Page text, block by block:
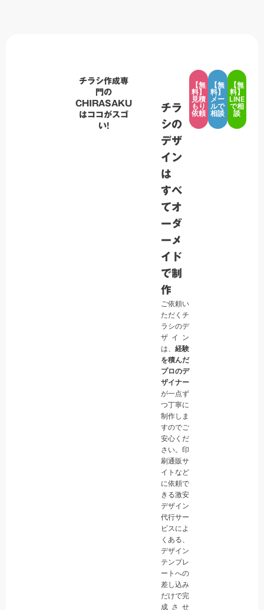
チラシ作成専
門の
CHIRASAKU
はココがスゴ
い!
チラ
シの
デザ
イン
は
すべ
てオ
ーダ
ーメ
イド
で制
作
ご依頼い
ただくチ
ラシのデ
ザイン
は、 経験
を積んだ
プロのデ
ザイナー
が一点ず
つ丁寧に
制作しま
すのでご
安心くだ
さい。印
刷通販サ
イトなど
に依頼で
きる激安
デザイン
代行サー
ビスによ
くある、
デザイン
テンプレ
ートへの
差し込み
だけで完
成させ
【無
料】
見積
もり
依頼
【無
料】
メー
ルで
相談
【無
料】
LINE
で相
談